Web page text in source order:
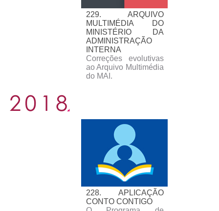
229. ARQUIVO
MULTIMÉDIA DO
MINISTÉRIO DA
ADMINISTRAÇÃO
INTERNA
Correções evolutivas
ao Arquivo Multimédia
do MAI.
228. APLICAÇÃO
CONTO CONTIGO